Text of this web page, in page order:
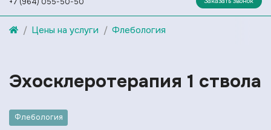
Цены на услуги Флебология
Эхосклеротерапия 1 ствола
Флебология